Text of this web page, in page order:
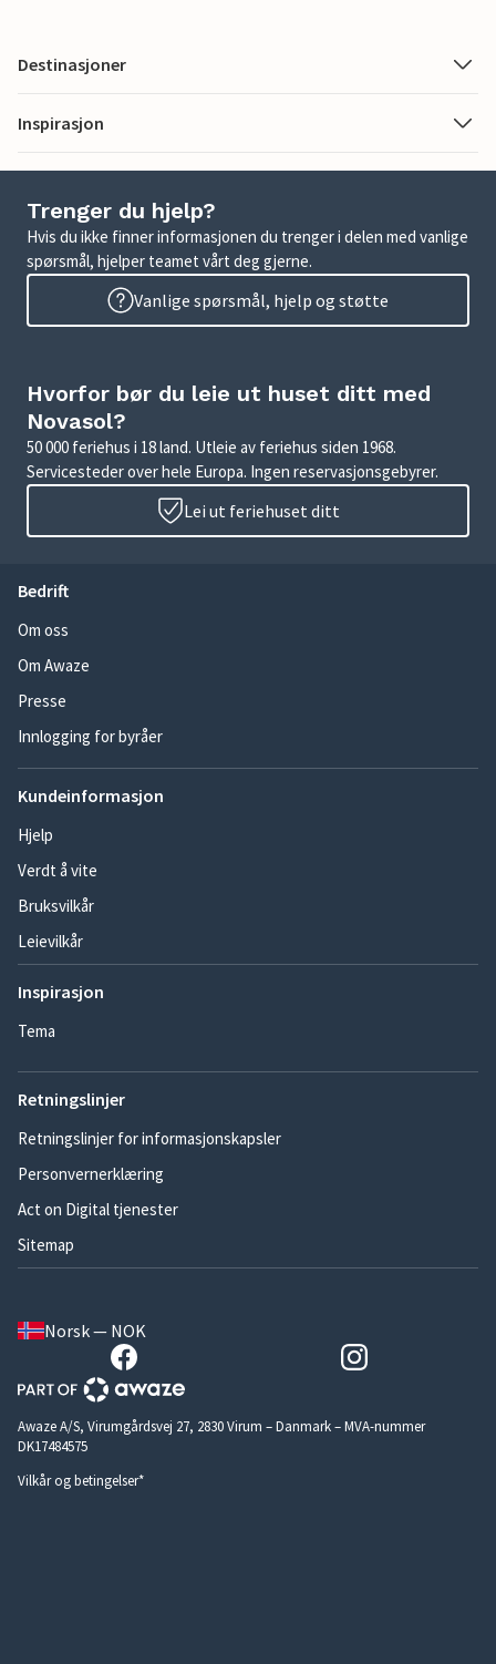
Destinasjoner
Inspirasjon
Trenger du hjelp?
Hvis du ikke finner informasjonen du trenger i delen med vanlige
spørsmål, hjelper teamet vårt deg gjerne.
Vanlige spørsmål, hjelp og støtte
Hvorfor bør du leie ut huset ditt med
Novasol?
50 000 feriehus i 18 land. Utleie av feriehus siden 1968.
Servicesteder over hele Europa. Ingen reservasjonsgebyrer.
Lei ut feriehuset ditt
Bedrift
Om oss
Om Awaze
Presse
Innlogging for byråer
Kundeinformasjon
Hjelp
Verdt å vite
Bruksvilkår
Leievilkår
Inspirasjon
Tema
Retningslinjer
Retningslinjer for informasjonskapsler
Personvernerklæring
Act on Digital tjenester
Sitemap
Norsk — NOK
Awaze A/S, Virumgårdsvej 27, 2830 Virum – Danmark – MVA-nummer
DK17484575
Vilkår og betingelser*